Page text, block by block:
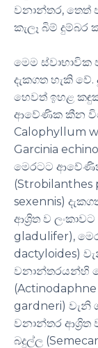
වනාන්තර, තෙත්
කැලෑ බිම් දුම්බර
මෙම ස්වාභාවික
දැකගත හැකි
හෙවත් ඉහළ
ආවේණික කීන
Calophyllum
Garcinia
මෙරටට
(Strobilanthes
sexennis)
ආශ්‍රිත ව
gladulifer),
dactyloides)
වනාන්තරයන්හි
gardneri) වැනි
වනාන්තර ආශ්‍රිත
බදුල්ල